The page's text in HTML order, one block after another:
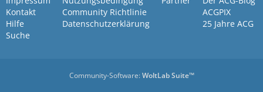
Kontakt
Hilfe
Suche
Community Richtlinie
Datenschutzerklärung
ACGPIX
25 Jahre ACG
Community-Software:WoltLab Suite™